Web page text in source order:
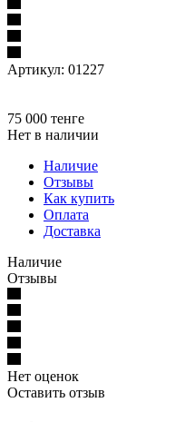
Артикул: 01227
75 000 тенге
Нет в наличии
Наличие
Отзывы
Как купить
Оплата
Доставка
Наличие
Отзывы
Нет оценок
Оставить отзыв